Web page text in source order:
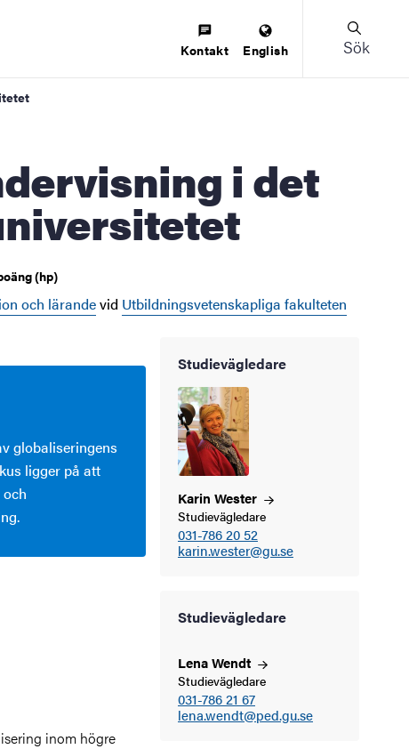
Kontakt English Sök
(hp)
och lärandevid Utbildningsvetenskapliga fakulteten
globaliseringens
ligger på att
Studievägledare
Karin Wester
Studievägledare
031-786 20 52
karin.wester@gu.se
Studievägledare
LenaWendt
Studievägledare
031-786 21 67
lena.wendt@ped.gu.se
inom högre